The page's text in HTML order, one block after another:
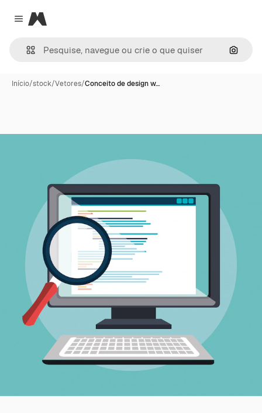
Close menu
Magnific
Início/stock/Vetores/Conceito de design w…